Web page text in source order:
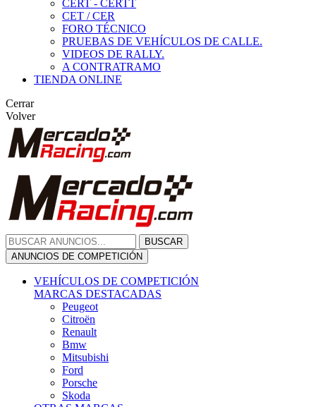
CERT - CERTT
CET / CER
FORO TÉCNICO
PRUEBAS DE VEHÍCULOS DE CALLE.
VIDEOS DE RALLY.
A CONTRATRAMO
TIENDA ONLINE
Cerrar
Volver
BUSCAR
ANUNCIOS DE COMPETICIÓN
VEHÍCULOS DE COMPETICIÓN
MARCAS DESTACADAS
Peugeot
Citroën
Renault
Bmw
Mitsubishi
Ford
Porsche
Skoda